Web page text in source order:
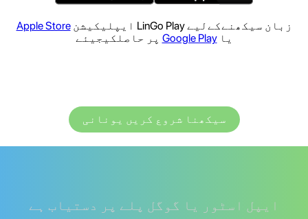
زبان سیکھنےکےلیے LinGo Play ایپلیکیشن
Apple Store
یاGoogle Play پر حاصلکیجیئے
سیکھنا شروع کریں یونانی
ایپل اسٹور یا گوگل پلے پر دستیاب ہے